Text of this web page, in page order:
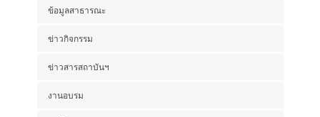
ข้อมูลสาธารณะ
ข่าวกิจกรรม
ข่าวสารสถาบันฯ
งานอบรม